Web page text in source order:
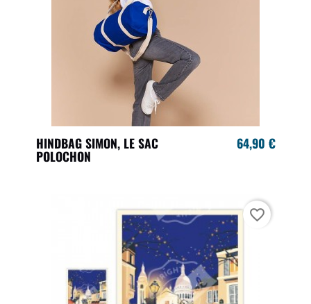
HINDBAG SIMON, LE SAC
POLOCHON
64,90 €
favorite_border